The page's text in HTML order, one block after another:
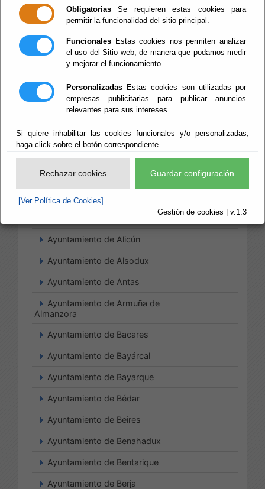
Obligatorias Se requieren estas cookies para
permitir la funcionalidad del sitio principal.
Funcionales Estas cookies nos permiten analizar
el uso del Sitio web, de manera que podamos medir
y mejorar el funcionamiento.
Personalizadas Estas cookies son utilizadas por
empresas publicitarias para publicar anuncios
relevantes para sus intereses.
Si quiere inhabilitar las cookies funcionales y/o personalizadas,
haga click sobre el botón correspondiente.
Rechazar cookies Guardar configuración
[Ver Política de Cookies]
Gestión de cookies | v.1.3
Suscripciones
Ayuntamiento de Abla
Ayuntamiento de Albanchez
Ayuntamiento de Alcóntar
Monteagud
Ayuntamiento de Alhabia
Ayuntamiento de Alhama de Almería
Ayuntamiento de Alicún
Ayuntamiento de Alsodux
Ayuntamiento de Antas
Ayuntamiento de Armuña de
Almanzora
Ayuntamiento de Bacares
Ayuntamiento de Bayárcal
Ayuntamiento de Bayarque
Ayuntamiento de Bédar
Ayuntamiento de Beires
Ayuntamiento de Benahadux
Ayuntamiento de Bentarique
Ayuntamiento de Berja